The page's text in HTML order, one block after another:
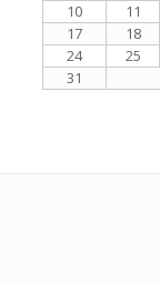
10
11
17
18
24
25
31